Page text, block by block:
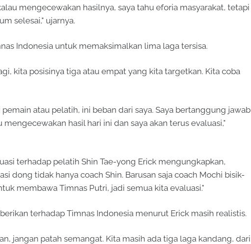
mengecewakan hasilnya, saya tahu eforia masyarakat, tetapi
selesai," ujarnya.
Indonesia untuk memaksimalkan lima laga tersisa.
kita posisinya tiga atau empat yang kita targetkan. Kita coba
atau pelatih, ini beban dari saya. Saya bertanggung jawab
hasil hari ini dan saya akan terus evaluasi,"
terhadap pelatih Shin Tae-yong Erick mengungkapkan,
dong tidak hanya coach Shin. Barusan saja coach Mochi bisik-
membawa Timnas Putri, jadi semua kita evaluasi."
terhadap Timnas Indonesia menurut Erick masih realistis.
jangan patah semangat. Kita masih ada tiga laga kandang, dari